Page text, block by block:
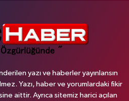
yazı ve haberler yayınlansın
Yazı, haber ve yorumlardaki fikir
aittir. Ayrıca sitemiz harici açılan